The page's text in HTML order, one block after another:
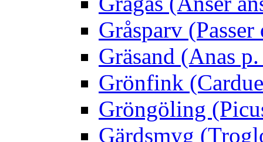
Gråsparv
Gräsand (Anas
Grönfink
Gröngöling
Gärdsmyg